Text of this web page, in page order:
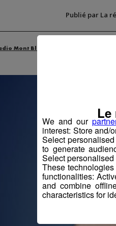
Publié par La
Mont Blanc
We and our
interest: Store and/
Select
to generate
Select
These
functionalities:
and combine
characteristics for